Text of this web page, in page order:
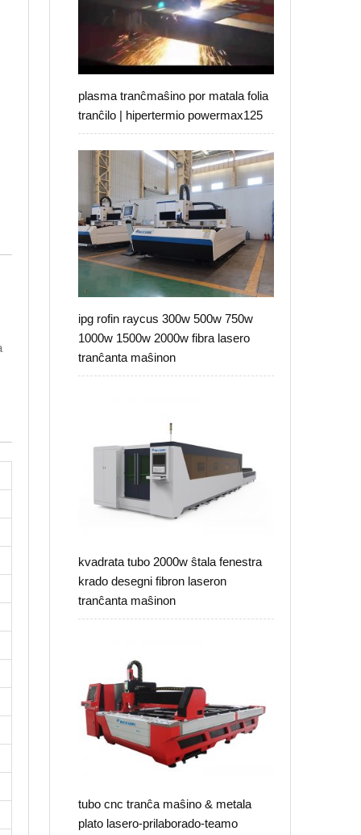
plasma tranĉmaŝino por matala folia
tranĉilo | hipertermio powermax125
ipg rofin raycus 300w 500w 750w
1000w 1500w 2000w fibra lasero
tranĉanta maŝinon
kvadrata tubo 2000w ŝtala fenestra
krado desegni fibron laseron
tranĉanta maŝinon
tubo cnc tranĉa maŝino & metala
plato lasero-prilaborado-teamo